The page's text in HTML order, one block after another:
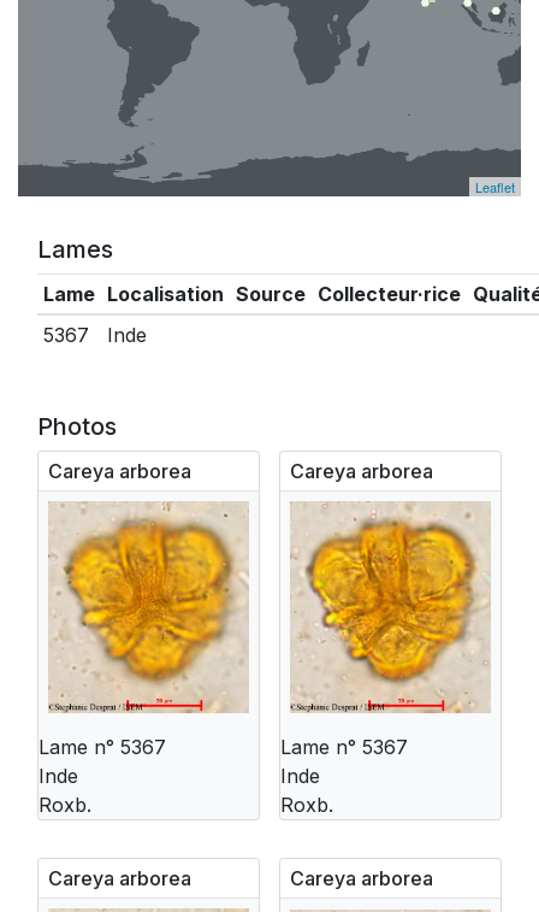
Leaflet
Lames
Lame Localisation Source Collecteur·rice
5367
Inde
Photos
Careya arborea
Lame n° 5367
Inde
Roxb.
Careya arborea
Lame n° 5367
Inde
Roxb.
Careya arborea Careya arborea